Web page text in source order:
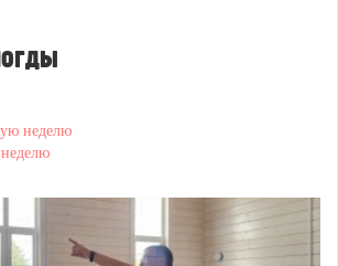
неделю